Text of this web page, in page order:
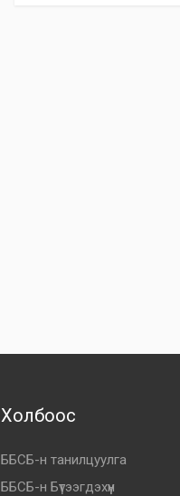
Холбоос
ББСБ-н танилцуулга
ББСБ-н Бүтээгдэхүүн